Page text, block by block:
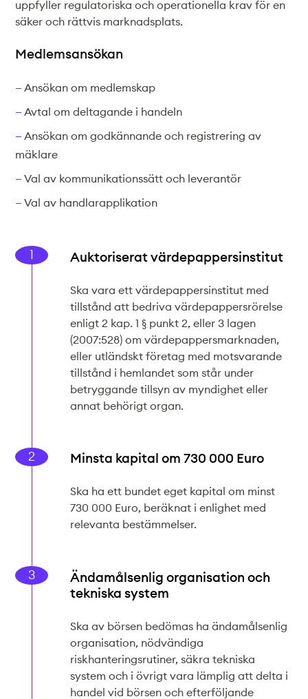
Varför koppla upp sig?
Medlemmar
uppfyller regulatoriska och operationella krav för en
säker och rättvis marknadsplats.
Medlemsansökan
Ansökan om medlemskap
Avtal om deltagande i handeln
Ansökan om godkännande och registrering av
mäklare
Val av kommunikationssätt och leverantör
Val av handlarapplikation
Auktoriserat värdepappersinstitut
Ska vara ett värdepappersinstitut med
tillstånd att bedriva värdepappersrörelse
enligt 2 kap. 1 § punkt 2, eller 3 lagen
(2007:528) om värdepappersmarknaden,
eller utländskt företag med motsvarande
tillstånd i hemlandet som står under
betryggande tillsyn av myndighet eller
annat behörigt organ.
Minsta kapital om 730 000 Euro
Ska ha ett bundet eget kapital om minst
730 000 Euro, beräknat i enlighet med
relevanta bestämmelser.
Ändamålsenlig organisation och
tekniska system
Ska av börsen bedömas ha ändamålsenlig
organisation, nödvändiga
riskhanteringsrutiner, säkra tekniska
system och i övrigt vara lämplig att delta i
handel vid börsen och efterföljande